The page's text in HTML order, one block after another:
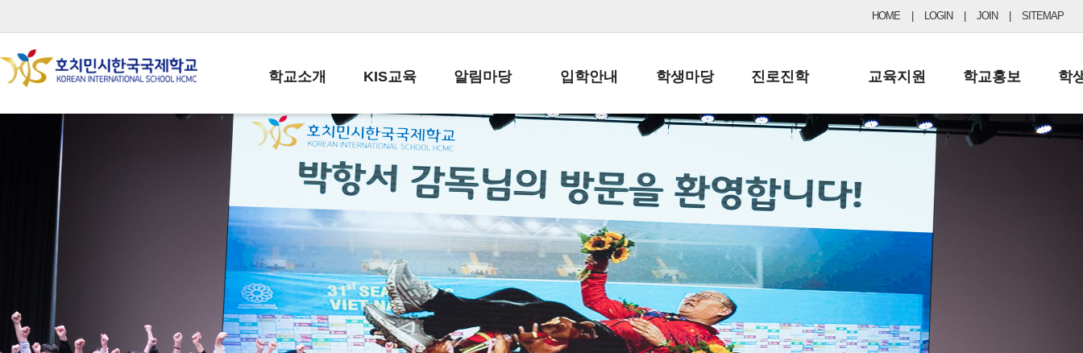
HOME LOGIN JOIN SITEMAP
학교소개
학교장인사말
학교상징
학교연혁
교직원현황
학생현황
위치/전화
전경사진
KIS교육
교육목표
학사일정
일과시간표
성과평가자료
알림마당
공지사항
납부금 안내
스쿨버스 운행 안내
급식안내
서식자료실
학부모방
입학안내
전-편입 서류양식
입학금/수업료
교복구입안내
학생마당
학생생활규정
학교신문
자율진로동아리
유초등 소식지
진로진학
공지사항 및 입시자료
드림레터
교육지원
행정실
학교운영위원회
학교건축기금
학교홍보
보도자료
학